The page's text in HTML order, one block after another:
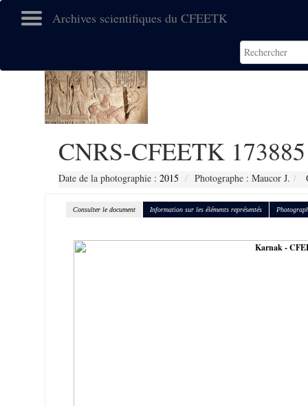
Archives scientifiques du CFEETK
CNRS-CFEETK 173885
Date de la photographie : 2015 Photographe : Maucor J.
Consulter le document Information sur les éléments représentés